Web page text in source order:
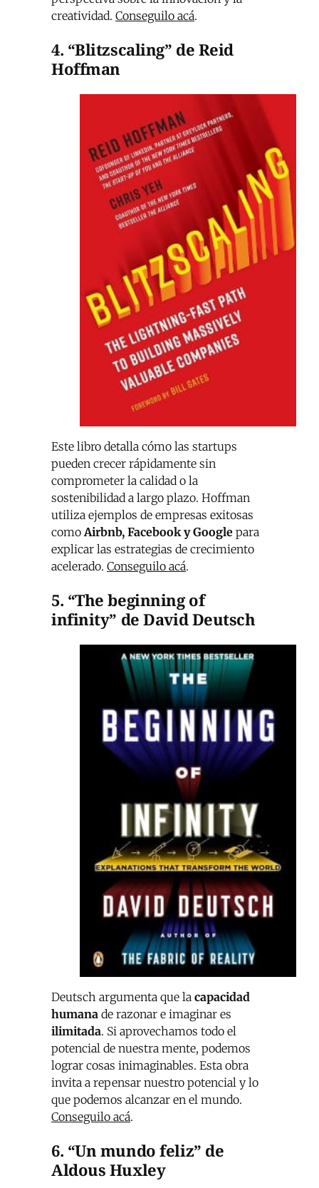
creatividad. Conseguilo acá.
4. “Blitzscaling” de Reid
Hoffman
Este libro detalla cómo las startups
pueden crecer rápidamente sin
comprometer la calidad o la
sostenibilidad a largo plazo. Hoffman
utiliza ejemplos de empresas exitosas
como Airbnb, Facebook y Google para
explicar las estrategias de crecimiento
acelerado. Conseguilo acá.
5. “The beginning of
infinity” de David Deutsch
Deutsch argumenta que la capacidad
humana de razonar e imaginar es
ilimitada. Si aprovechamos todo el
potencial de nuestra mente, podemos
lograr cosas inimaginables. Esta obra
invita a repensar nuestro potencial y lo
que podemos alcanzar en el mundo.
Conseguilo acá.
6. “Un mundo feliz” de
Aldous Huxley